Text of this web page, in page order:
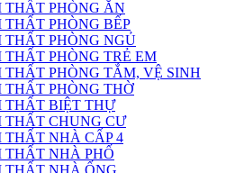
THẤT PHÒNG ĂN
PHÒNG BẾP
THẤT PHÒNG NGỦ
PHÒNG TRẺ EM
THẤT PHÒNG TẮM, VỆ SINH
THẤT PHÒNG THỜ
THẤT BIỆT THỰ
THẤT CHUNG CƯ
THẤT NHÀ CẤP 4
THẤT NHÀ PHỐ
THẤT NHÀ ỐNG